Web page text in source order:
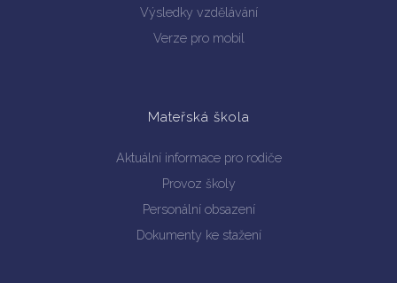
Výsledky vzdělávání
Verze pro mobil
Mateřská škola
Aktuální informace pro rodiče
Provoz školy
Personální obsazení
Dokumenty ke stažení